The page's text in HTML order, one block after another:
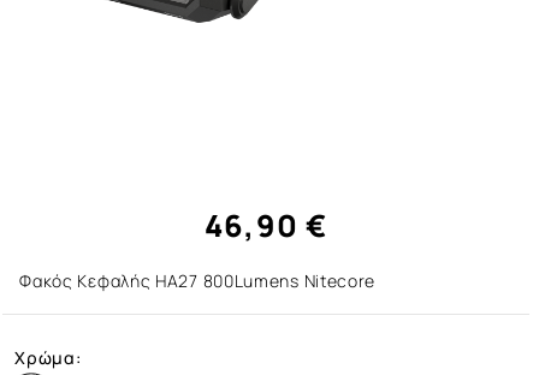
46,90 €
Φακός Κεφαλής HA27 800Lumens Nitecore
Χρώμα: